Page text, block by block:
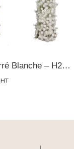
Arche carré Blanche – H2.50 M
HT